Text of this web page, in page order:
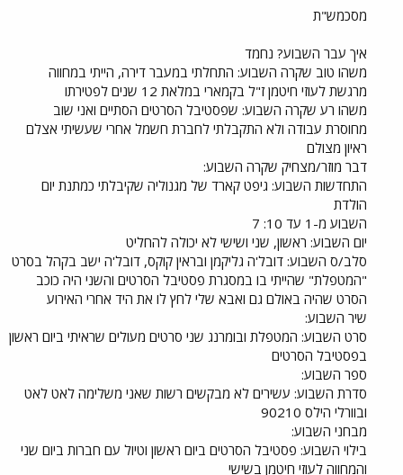
מסכמש"ת
איך עבר השבוע? נחמד
משהו טוב שקרה השבוע: התחלתי במעבר דירה, הייתי במחווה
מרגשת לעוזי חיטמן ז"ל בקמארי במלאת 12 שנים לפטירתו
משהו רע שקרה השבוע: שפסטיבל הסרטים הסתיים ואני שוב
מחוסרת עבודה ולא התקבלתי לחברת חשמל אחרי שעשיתי אצלם
ראיון מצולם
דבר מוזר/מצחיק שקרה השבוע:
התחדשות השבוע: גיפט קארד של מגנוליה שקיבלתי כמתנת יום
הולדת
השבוע מ-1 עד 10: 7
יום השבוע: ראשון, שני ושישי לא יכולה להחליט
סלב/ס השבוע: דובל'ה גליקמן ובראין קוקס, דובל'ה ישב בקהל בסרט
"המטפלת" שהייתי בו במסגרת פסטיבל הסרטים והשני היה כוכב
הסרט שהיה באולם גם ואבא שלי לחץ לו את היד אחרי האירוע
שיר השבוע:
סרט השבוע: המטפלת ובומרנג שני סרטים מעולים שראיתי ביום ראשון
בפסטיבל הסרטים
ספר השבוע:
סדרת השבוע: עשירים לא מבקשים רשות שאני משלימה לאט לאט
ובוורלי הילס 90210
מבחני השבוע:
בילוי השבוע: פסטיבל הסרטים ביום ראשון וטיול עם חברות ביום שני
והמחווה לעוזי חיטמן בשישי